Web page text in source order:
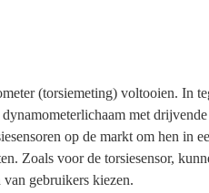
(torsiemeting) voltooien. In
met
op de markt om hen in
Zoals voor de torsiesensor,
van gebruikers kiezen.